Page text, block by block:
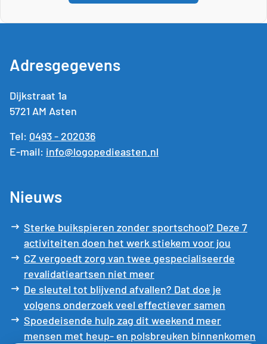
Adresgegevens
Dijkstraat 1a
5721 AM Asten
Tel: 0493 - 202036
E-mail: info@logopedieasten.nl
Nieuws
Sterke buikspieren zonder sportschool? Deze 7
activiteiten doen het werk stiekem voor jou
CZ vergoedt zorg van twee gespecialiseerde
revalidatieartsen niet meer
De sleutel tot blijvend afvallen? Dat doe je
volgens onderzoek veel effectiever samen
Spoedeisende hulp zag dit weekend meer
mensen met heup- en polsbreuken binnenkomen